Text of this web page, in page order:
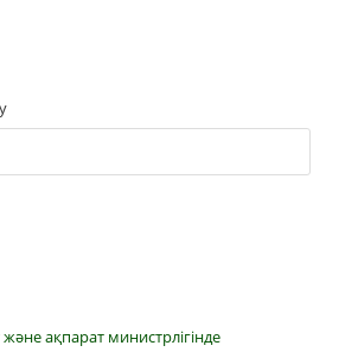
ақпарат министрлігінде